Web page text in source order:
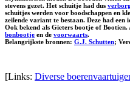
stevens gezet. Het schuitje had dus
schuitjes werden voor boodschappen en
zeilende variant te bestaan. Deze had een
Ook bekend als Gieters bootje of Bootien.
bonbootje en de voorwaarts.
Belangrijkste bronnen: G.J. Schutten;
[Links: Diverse